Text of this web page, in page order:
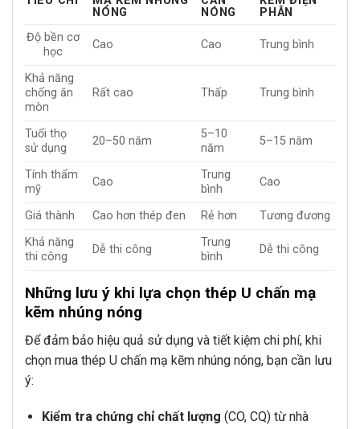
NÓNG
NÓNG
PHÂN
Độ bền cơ
học
Cao Cao Trung bình
Khả năng
chống ăn
mòn
Rất cao Thấp Trung bình
Tuổi thọ
sử dụng
20–50 năm
5–10
năm
5–15 năm
Tính thẩm
mỹ
Cao
Trung
bình
Cao
Giá thành Cao hơn thép đen Rẻ hơn
Tương đương
Khả năng
thi công
Dễ thi công
Trung
bình
Dễ thi công
Những lưu ý khi lựa chọn thép U chấn mạ
kẽm nhúng nóng
Để đảm bảo hiệu quả sử dụng và tiết kiệm chi phí, khi
chọn mua thép U chấn mạ kẽm nhúng nóng, bạn cần lưu
ý:
Kiểm tra chứng chỉ chất lượng (CO, CQ) từ nhà